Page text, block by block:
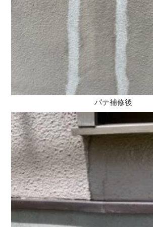
パテ補修後